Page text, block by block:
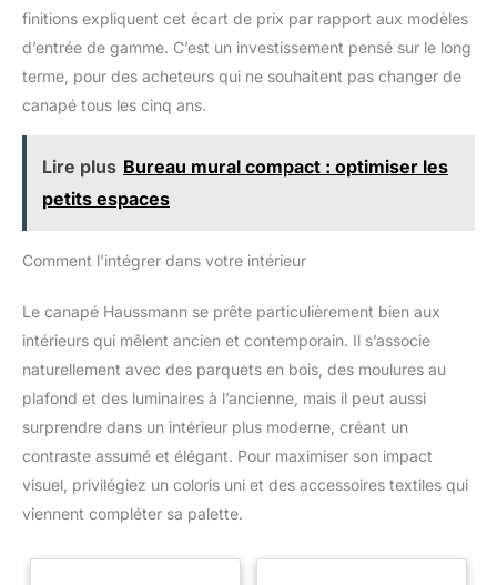
finitions expliquent cet écart de prix par rapport aux modèles
d’entrée de gamme. C’est un investissement pensé sur le long
terme, pour des acheteurs qui ne souhaitent pas changer de
canapé tous les cinq ans.
Lire plus Bureau mural compact : optimiser les
petits espaces
Comment l’intégrer dans votre intérieur
Le canapé Haussmann se prête particulièrement bien aux
intérieurs qui mêlent ancien et contemporain. Il s’associe
naturellement avec des parquets en bois, des moulures au
plafond et des luminaires à l’ancienne, mais il peut aussi
surprendre dans un intérieur plus moderne, créant un
contraste assumé et élégant. Pour maximiser son impact
visuel, privilégiez un coloris uni et des accessoires textiles qui
viennent compléter sa palette.